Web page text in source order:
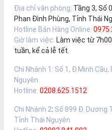
Địa chỉ văn phòng: Tầng 3, Số
Phan Đình Phùng, Tỉnh Thái
Hotline Bán Hàng Online:
Giờ làm việc: Làm việc từ
tuần, kể cả lễ tết.
Chi Nhánh 1 : Số 1, Đ.Minh
Nguyên
Hotline: 0208.625.1512
Chi Nhánh 2: Số 899 Đ. Dương
Tỉnh Thái Nguyên